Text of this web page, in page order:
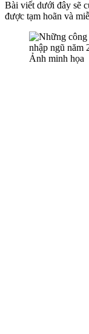
Bài viết dưới đây sẽ
được tạm hoãn và
Ảnh minh họa